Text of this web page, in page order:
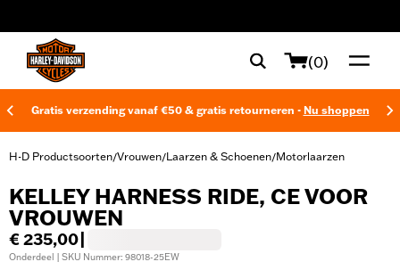
(0)
Gratis verzending vanaf €50 & gratis retourneren - Nu shoppen
H-D Productsoorten/Vrouwen/Laarzen & Schoenen/Motorlaarzen
KELLEY HARNESS RIDE, CE VOOR
VROUWEN
€ 235,00
Onderdeel | SKU Nummer: 98018-25EW